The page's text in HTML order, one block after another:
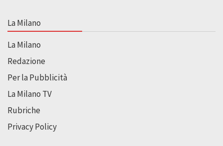
La Milano
La Milano
Redazione
Per la Pubblicità
La Milano TV
Rubriche
Privacy Policy